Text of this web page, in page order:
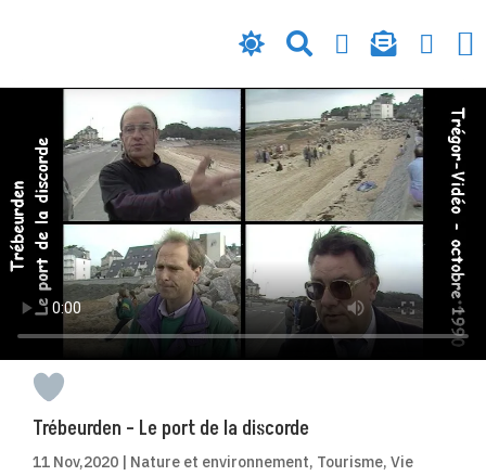
     
Trébeurden – Le port de la discorde
11 Nov,2020 | Nature et environnement, Tourisme, Vie